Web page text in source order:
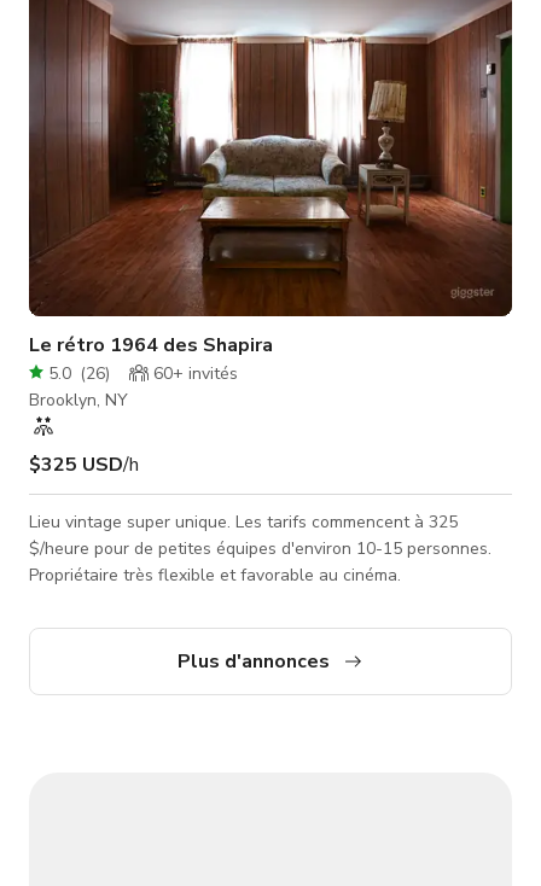
🌟 Ce qui est génial ici 🌟 ✨ Salon VVIP super cool
Le rétro 1964 des Shapira
5.0 (26) 60+ invités
Brooklyn, NY
$325 USD/h
Lieu vintage super unique. Les tarifs commencent à 325
$/heure pour de petites équipes d'environ 10-15 personnes.
Propriétaire très flexible et favorable au cinéma.
Plus d'annonces